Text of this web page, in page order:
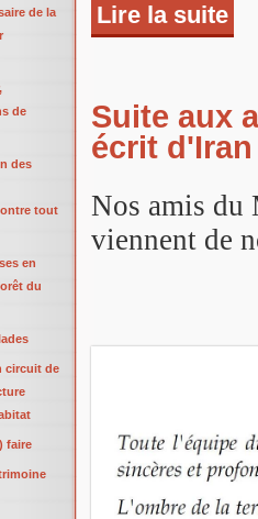
Lire la suite
Suite aux
écrit d'Iran
Nos amis du
viennent de
de la
de
des
tout
en
du
circuit de
faire